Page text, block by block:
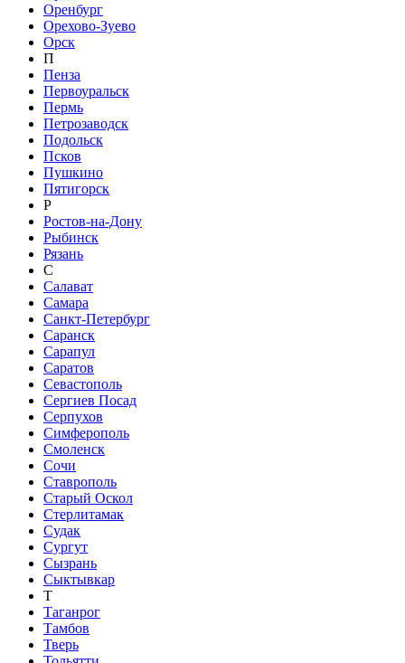
Оренбург
Орехово-Зуево
Орск
П
Пенза
Первоуральск
Пермь
Петрозаводск
Подольск
Псков
Пушкино
Пятигорск
Р
Ростов-на-Дону
Рыбинск
Рязань
С
Салават
Самара
Санкт-Петербург
Саранск
Сарапул
Саратов
Севастополь
Сергиев Посад
Серпухов
Симферополь
Смоленск
Сочи
Ставрополь
Старый Оскол
Стерлитамак
Судак
Сургут
Сызрань
Сыктывкар
Т
Таганрог
Тамбов
Тверь